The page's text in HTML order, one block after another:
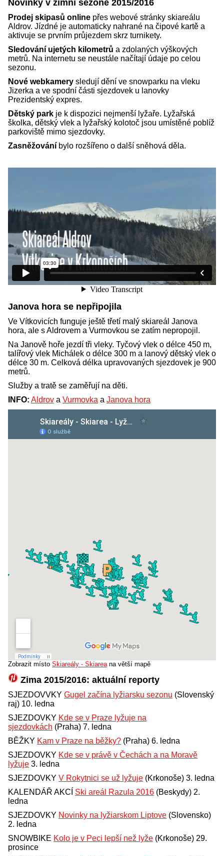
Novinky v zimní sezoně 2015/2016
Prodej skipasů online přes webové stránky skiareálu
Aldrov. Jízdné je automaticky nahrané na čipové kartě a
aktivuje se prvním průjezdem skrz turnikety.
Sledování ujetých kilometrů a zdolaných výškových
metrů. Na internetu se neustále načítají údaje po celou
sezonu.
Nové webkamery sledují dění ve snowparku na vleku
Jizerka a ve spodní části sjezdovek u lanovky
Prezidentský expres.
Dětský park je k dispozici nejmenší lyžaře. Lyžařská
školka, dětský vlek a lyžařský kolotoč jsou umístěné poblíž
parkoviště mimo sjezdovky.
Zasněžování bylo rozšířeno o další sněhová děla.
Janova hora se nepřipojila
Ve Vítkovicích funguje ještě třetí malý skiareál Janova
hora, ale s Aldrovem a Vurmovkou se zatím nepropojil.
Na Janově hoře jezdí tři vleky. Tyčový vlek o délce 450 m,
talířový vlek Michálek o délce 300 m a lanový dětský vlek o
délce 30 m. Celková délka upravovaných sjezdovek je 900
metrů.
Služby a tratě se zaměřují na děti.
INFO: Aldrov a Vurmovka a Janova hora
Zobrazit místo Skiareály - Skiarea na větší mapě
Zima 2015/2016: aktuální reporty
SJEZDOVVKY Gugel začína lyžiarsku sezonu (Slovenský
raj) 10. ledna
SJEZDOVKY Kde se v Praze lyžuje na
sjezdovkách (Praha) 7. ledna
BĚŽKY Kam v Praze na běžky? (Praha) 6. ledna
SJEZDOVKY Kde se v právě v Čechách a na Moravě
lyžuje 3. ledna
SJEZDOVKY V Rokytnici se už lyžuje (Krkonoše) 3. ledna
KALENDÁŘ AKCÍ Ski areál Razula 2016 (Beskydy) 2.
ledna
SJEZDOVKY Novinky na lyžiarskom Liptove (Slovensko)
2. ledna
SNOWBIKE Kolo je v Peci lepší než lyže (Krkonoše) 29.
prosince